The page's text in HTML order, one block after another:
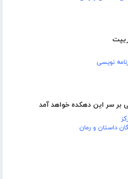
نویسی
بر سر این دهکده خواهد آمد
داستان و رمان